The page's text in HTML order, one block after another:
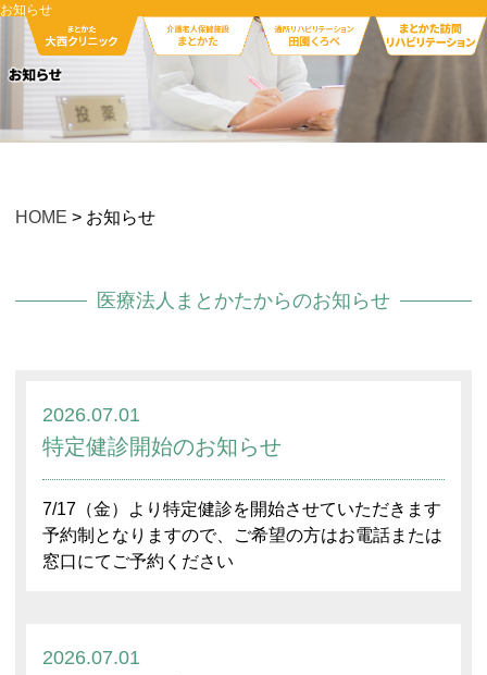
お知らせ
HOME > お知らせ
医療法人まとかたからのお知らせ
2026.07.01
特定健診開始のお知らせ
7/17（金）より特定健診を開始させていただきます
予約制となりますので、ご希望の方はお電話または
窓口にてご予約ください
2026.07.01